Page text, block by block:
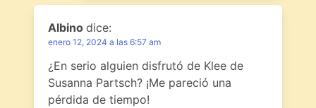
Albino dice:
enero 12, 2024 a las 6:57 am
¿En serio alguien disfrutó de Klee de
Susanna Partsch? ¡Me pareció una
pérdida de tiempo!